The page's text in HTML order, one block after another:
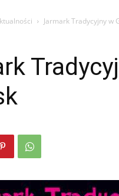
Jarmark Tradycyjny w